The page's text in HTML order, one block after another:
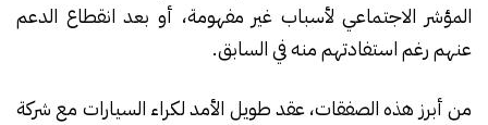
المؤشر الاجتماعي لأسباب غير مفهومة، أو بعد انقطاع الدعم
عنهم رغم استفادتهم منه في السابق.
من أبرز هذه الصفقات، عقد طويل الأمد لكراء السيارات مع شركة